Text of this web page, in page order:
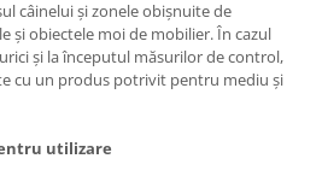
câinelui și zonele obișnuite de
și obiectele moi de mobilier. În cazul
și la începutul măsurilor de control,
cu un produs potrivit pentru mediu și
utilizare